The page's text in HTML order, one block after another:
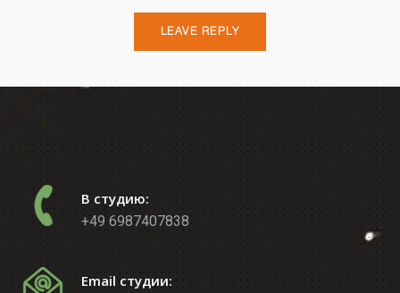
В студию:
+49 6987407838
Email студии: